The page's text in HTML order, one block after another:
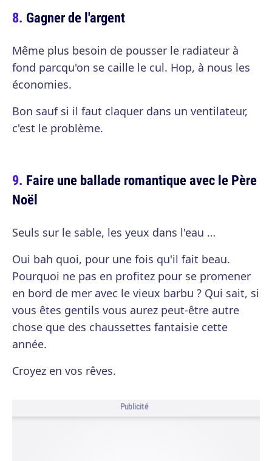
Gagner de l'argent
Même plus besoin de pousser le radiateur à
fond parcqu'on se caille le cul. Hop, à nous les
économies.
Bon sauf si il faut claquer dans un ventilateur,
c'est le problème.
Faire une ballade romantique avec le Père
Noël
Seuls sur le sable, les yeux dans l'eau …
Oui bah quoi, pour une fois qu'il fait beau.
Pourquoi ne pas en profitez pour se promener
en bord de mer avec le vieux barbu ? Qui sait, si
vous êtes gentils vous aurez peut-être autre
chose que des chaussettes fantaisie cette
année.
Croyez en vos rêves.
Publicité